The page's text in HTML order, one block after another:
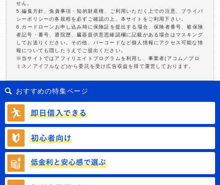
せん。
5.編集方針、免責事項・知的財産権、ご利用いただく上での注意、プライバ
シーポリシーの各規程を必ずご確認の上、本サイトをご利用下さい。
6.カードローンお申し込み時に保険証を提出する場合、保険者番号、被保険
者記号・番号、通院歴、臓器提供意思確認欄に記載がある場合はマスキング
してお送りください。その他、バーコードなど個人情報にアクセス可能な情
報についても隠したうえでご提出ください。
※当サイトではアフィリエイトプログラムを利用し、事業者(アコム／プロ
ミス／アイフルなど)から委託を受け広告収益を得て運営しております。
おすすめの特集ページ